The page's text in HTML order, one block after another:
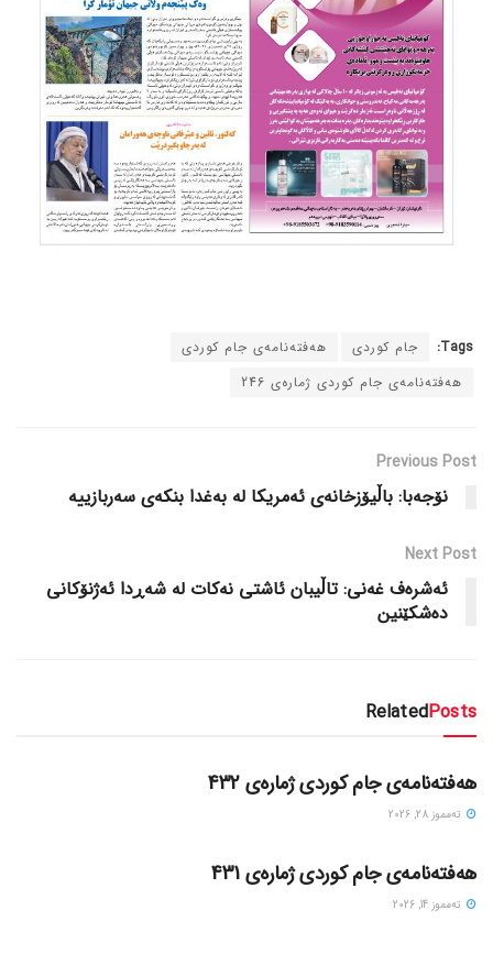
Tags: جام کوردی
هەفتەنامەی جام کوردی
هەفتەنامەی جام کوردی ژمارەی 246
Previous Post
نۆجەبا: باڵیۆزخانەی ئەمریکا لە بەغدا بنکەی سەربازییە
Next Post
ئەشرەف غەنی: تاڵیبان ئاشتی نەکات لە شەڕدا ئەژنۆکانی
دەشکێنین
RelatedPosts
گۆڤاره‌کان
هەفتەنامەی جام کوردی ژمارەی 432
ته‌مموز 28, 2026
هەفتەنامەی جام کوردی ژمارەی 431
ته‌مموز 14, 2026